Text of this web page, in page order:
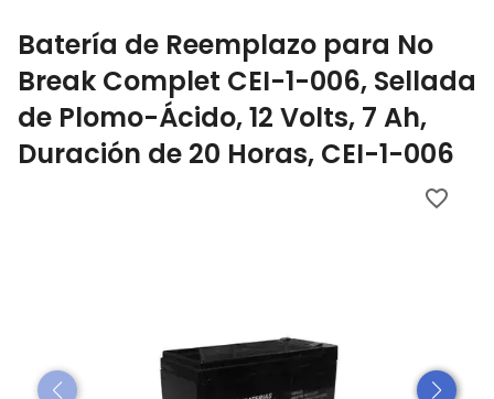
Batería de Reemplazo para No
Break Complet CEI-1-006, Sellada
de Plomo-Ácido, 12 Volts, 7 Ah,
Duración de 20 Horas, CEI-1-006